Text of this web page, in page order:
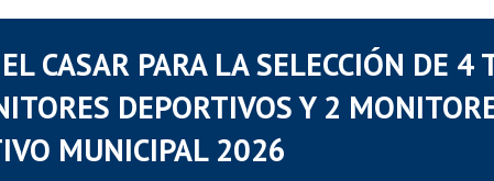
CASAR PARA LA SELECCIÓN DE 4
DEPORTIVOS Y 2
MUNICIPAL 2026